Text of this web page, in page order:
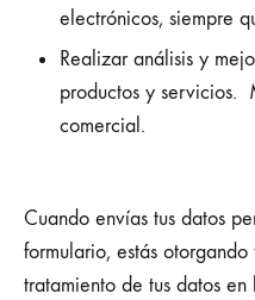
electrónicos, siempre
Realizar análisis y
productos y servicios.
comercial.
Cuando envías tus datos
formulario, estás
tratamiento de tus datos